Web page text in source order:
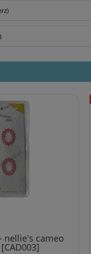
nellie's cameo